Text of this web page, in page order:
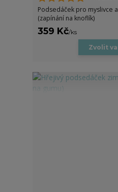
Podsedáček pro myslivce
(zapínání na knoflík)
359 Kč/ks
Zvolit